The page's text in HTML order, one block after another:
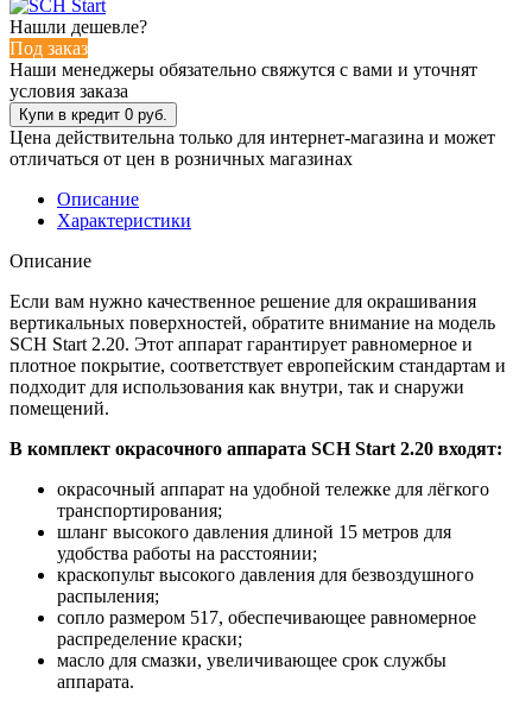
Нашли дешевле?
Под заказ
Наши менеджеры обязательно свяжутся с вами и уточнят
условия заказа
Цена действительна только для интернет-магазина и может
отличаться от цен в розничных магазинах
Описание
Характеристики
Описание
Если вам нужно качественное решение для окрашивания
вертикальных поверхностей, обратите внимание на модель
SCH Start 2.20. Этот аппарат гарантирует равномерное и
плотное покрытие, соответствует европейским стандартам и
подходит для использования как внутри, так и снаружи
помещений.
В комплект окрасочного аппарата SCH Start 2.20 входят:
окрасочный аппарат на удобной тележке для лёгкого
транспортирования;
шланг высокого давления длиной 15 метров для
удобства работы на расстоянии;
краскопульт высокого давления для безвоздушного
распыления;
сопло размером 517, обеспечивающее равномерное
распределение краски;
масло для смазки, увеличивающее срок службы
аппарата.